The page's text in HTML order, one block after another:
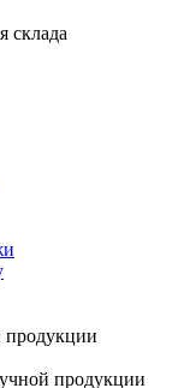
склада
продукции